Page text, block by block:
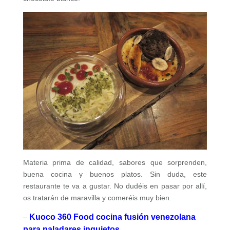
Materia prima de calidad, sabores que sorprenden,
buena cocina y buenos platos. Sin duda, este
restaurante te va a gustar. No dudéis en pasar por allí,
os tratarán de maravilla y comeréis muy bien.
– Kuoco 360 Food cocina fusión venezolana